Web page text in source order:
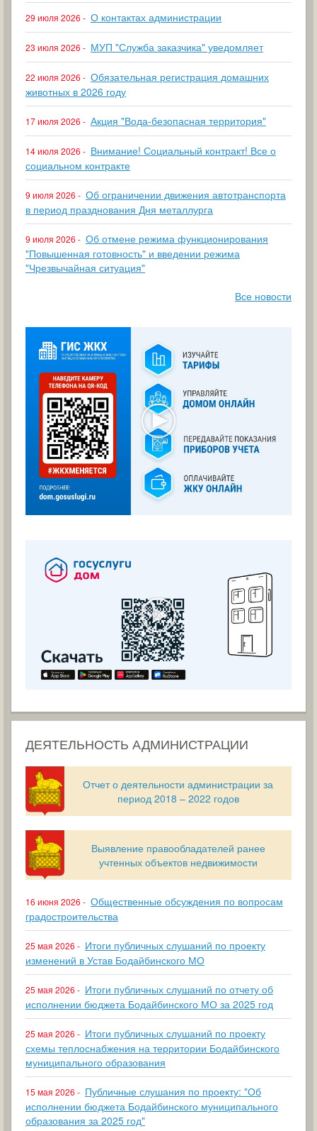
29 июля 2026 - О контактах администрации
23 июля 2026 - МУП "Служба заказчика" уведомляет
22 июля 2026 - Обязательная регистрация домашних
животных в 2026 году
17 июля 2026 - Акция "Вода-безопасная территория"
14 июля 2026 - Внимание! Социальный контракт! Все о
социальном контракте
9 июля 2026 - Об ограничении движения автотранспорта
в период празднования Дня металлурга
9 июля 2026 - Об отмене режима функционирования
"Повышенная готовность" и введении режима
"Чрезвычайная ситуация"
Все новости
ДЕЯТЕЛЬНОСТЬ АДМИНИСТРАЦИИ
Отчет о деятельности администрации за
период 2018 – 2022 годов
Выявление правообладателей ранее
учтенных объектов недвижимости
16 июня 2026 - Общественные обсуждения по вопросам
градостроительства
25 мая 2026 - Итоги публичных слушаний по проекту
изменений в Устав Бодайбинского МО
25 мая 2026 - Итоги публичных слушаний по отчету об
исполнении бюджета Бодайбинского МО за 2025 год
25 мая 2026 - Итоги публичных слушаний по проекту
схемы теплоснабжения на территории Бодайбинского
муниципального образования
15 мая 2026 - Публичные слушания по проекту: "Об
исполнении бюджета Бодайбинского муниципального
образования за 2025 год"